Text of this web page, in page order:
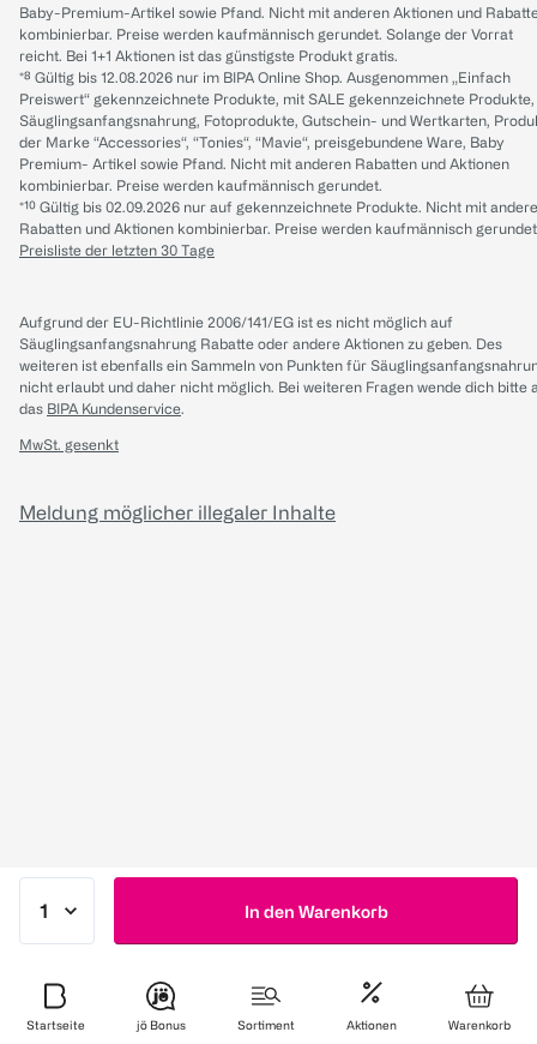
In den Warenkorb
Baby-Premium-Artikel sowie Pfand. Nicht mit anderen Aktionen und
kombinierbar. Preise werden kaufmännisch gerundet. Solange der Vorrat
reicht. Bei 1+1 Aktionen ist das günstigste Produkt gratis.
*⁸ Gültig bis 12.08.2026 nur im BIPA Online Shop. Ausgenommen „Einfach
Preiswert“ gekennzeichnete Produkte, mit SALE gekennzeichnete Produkte,
Säuglingsanfangsnahrung, Fotoprodukte, Gutschein- und Wertkarten,
der Marke “Accessories“, “Tonies“, “Mavie“, preisgebundene Ware, Baby
Premium- Artikel sowie Pfand. Nicht mit anderen Rabatten und Aktionen
kombinierbar. Preise werden kaufmännisch gerundet.
*¹⁰ Gültig bis 02.09.2026 nur auf gekennzeichnete Produkte. Nicht mit
Rabatten und Aktionen kombinierbar. Preise werden kaufmännisch
Preisliste der letzten 30 Tage
Aufgrund der EU-Richtlinie 2006/141/EG ist es nicht möglich auf
Säuglingsanfangsnahrung Rabatte oder andere Aktionen zu geben. Des
weiteren ist ebenfalls ein Sammeln von Punkten für
nicht erlaubt und daher nicht möglich. Bei weiteren Fragen wende dich bitte
das BIPA Kundenservice.
MwSt. gesenkt
Meldung möglicher illegaler Inhalte
Startseite jö Bonus Sortiment Aktionen Warenkorb